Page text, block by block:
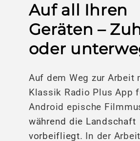
Auf all Ihren
Geräten –
oder
Auf dem Weg zur Arbeit
Klassik Radio Plus App
Android epische
während die Landschaft
vorbeifliegt. In der